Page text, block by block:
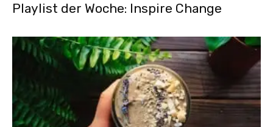
Playlist der Woche: Inspire Change